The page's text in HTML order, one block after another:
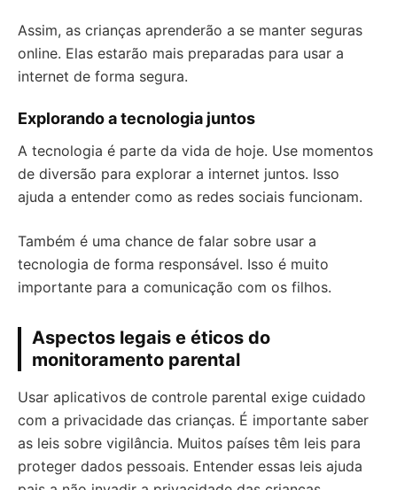
Assim, as crianças aprenderão a se manter seguras
online. Elas estarão mais preparadas para usar a
internet de forma segura.
Explorando a tecnologia juntos
A tecnologia é parte da vida de hoje. Use momentos
de diversão para explorar a internet juntos. Isso
ajuda a entender como as redes sociais funcionam.
Também é uma chance de falar sobre usar a
tecnologia de forma responsável. Isso é muito
importante para a comunicação com os filhos.
Aspectos legais e éticos do
monitoramento parental
Usar aplicativos de controle parental exige cuidado
com a privacidade das crianças. É importante saber
as leis sobre vigilância. Muitos países têm leis para
proteger dados pessoais. Entender essas leis ajuda